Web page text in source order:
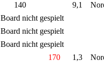
140 9,1
Board nicht gespielt
Board nicht gespielt
Board nicht gespielt
170 1,3